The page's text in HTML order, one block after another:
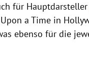
für
Upon a Time in
ebenso für die